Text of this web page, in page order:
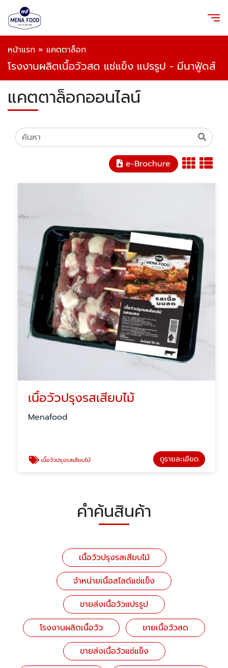
หน้าแรก » แคตตาล็อก
โรงงานผลิตเนื้อวัวสด แช่แข็ง แปรรูป - มีนาฟู้ดส์
แคตตาล็อกออนไลน์
e-Brochure
เนื้อวัวปรุงรสเสียบไม้
Menafood
เนื้อวัวปรุงรสเสียบไม้ ดูรายละเอียด
คำค้นสินค้า
เนื้อวัวปรุงรสเสียบไม้
จำหน่ายเนื้อสไลด์แช่แข็ง
ขายส่งเนื้อวัวแปรรูป
โรงงานผลิตเนื้อวัว
ขายเนื้อวัวสด
ขายส่งเนื้อวัวแช่แข็ง